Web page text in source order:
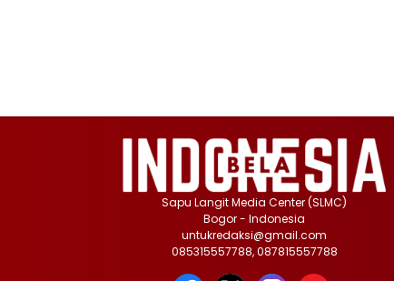
Sapu Langit Media Center (SLMC)
Bogor - Indonesia
untukredaksi@gmail.com
085315557788, 087815557788